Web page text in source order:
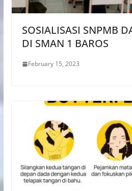
SOSIALISASI SNPMB
DI SMAN 1 BAROS
February 15, 2023